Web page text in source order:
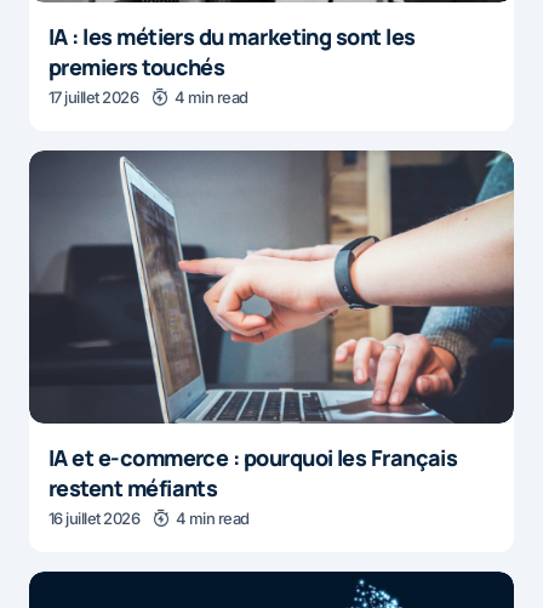
IA : les métiers du marketing sont les
premiers touchés
17 juillet 2026 4 min read
IA et e-commerce : pourquoi les Français
restent méfiants
16 juillet 2026 4 min read